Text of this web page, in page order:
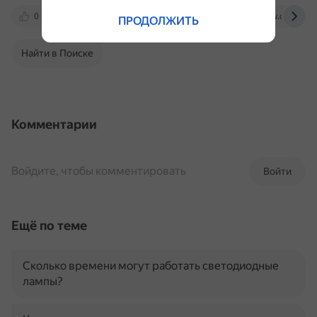
0 vk.com magnitola.org www.drive2.ru
Найти в Поиске
Комментарии
Войти
Войдите, чтобы комментировать
Ещё по теме
Сколько времени могут работать светодиодные
лампы?
ПРОДОЛЖИТЬ